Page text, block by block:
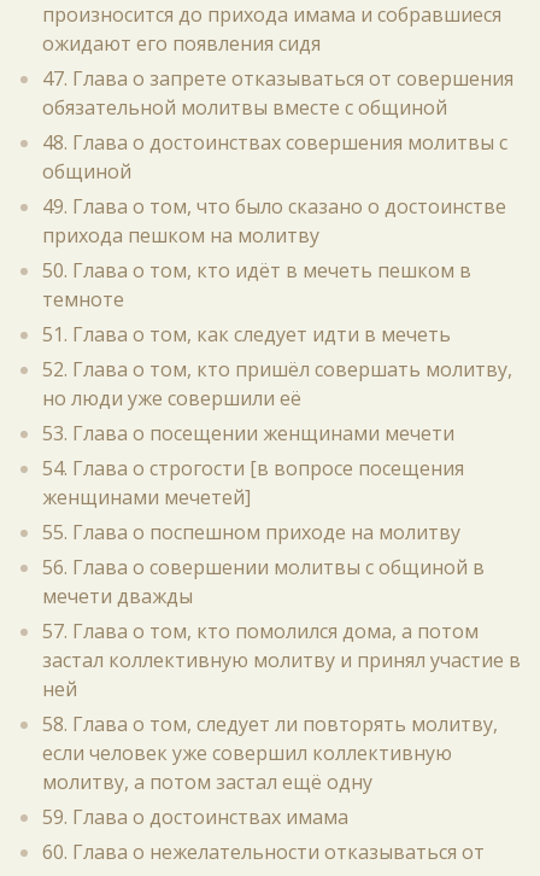
произносится до прихода имама и собравшиеся
ожидают его появления сидя
47. Глава о запрете отказываться от совершения
обязательной молитвы вместе с общиной
48. Глава о достоинствах совершения молитвы с
общиной
49. Глава о том, что было сказано о достоинстве
прихода пешком на молитву
50. Глава о том, кто идёт в мечеть пешком в
темноте
51. Глава о том, как следует идти в мечеть
52. Глава о том, кто пришёл совершать молитву,
но люди уже совершили её
53. Глава о посещении женщинами мечети
54. Глава о строгости [в вопросе посещения
женщинами мечетей]
55. Глава о поспешном приходе на молитву
56. Глава о совершении молитвы с общиной в
мечети дважды
57. Глава о том, кто помолился дома, а потом
застал коллективную молитву и принял участие в
ней
58. Глава о том, следует ли повторять молитву,
если человек уже совершил коллективную
молитву, а потом застал ещё одну
59. Глава о достоинствах имама
60. Глава о нежелательности отказываться от